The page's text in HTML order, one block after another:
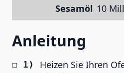
Sesamöl 10
Anleitung
Heizen Sie Ihren